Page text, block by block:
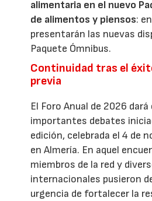
alimentaria en el nuevo
de alimentos y piensos:
presentarán las nuevas
Paquete Ómnibus.
Continuidad tras el
previa
El Foro Anual de 2026
importantes debates
edición, celebrada el 4 de
en Almería. En aquel
miembros de la red y
internacionales pusieron
urgencia de fortalecer la